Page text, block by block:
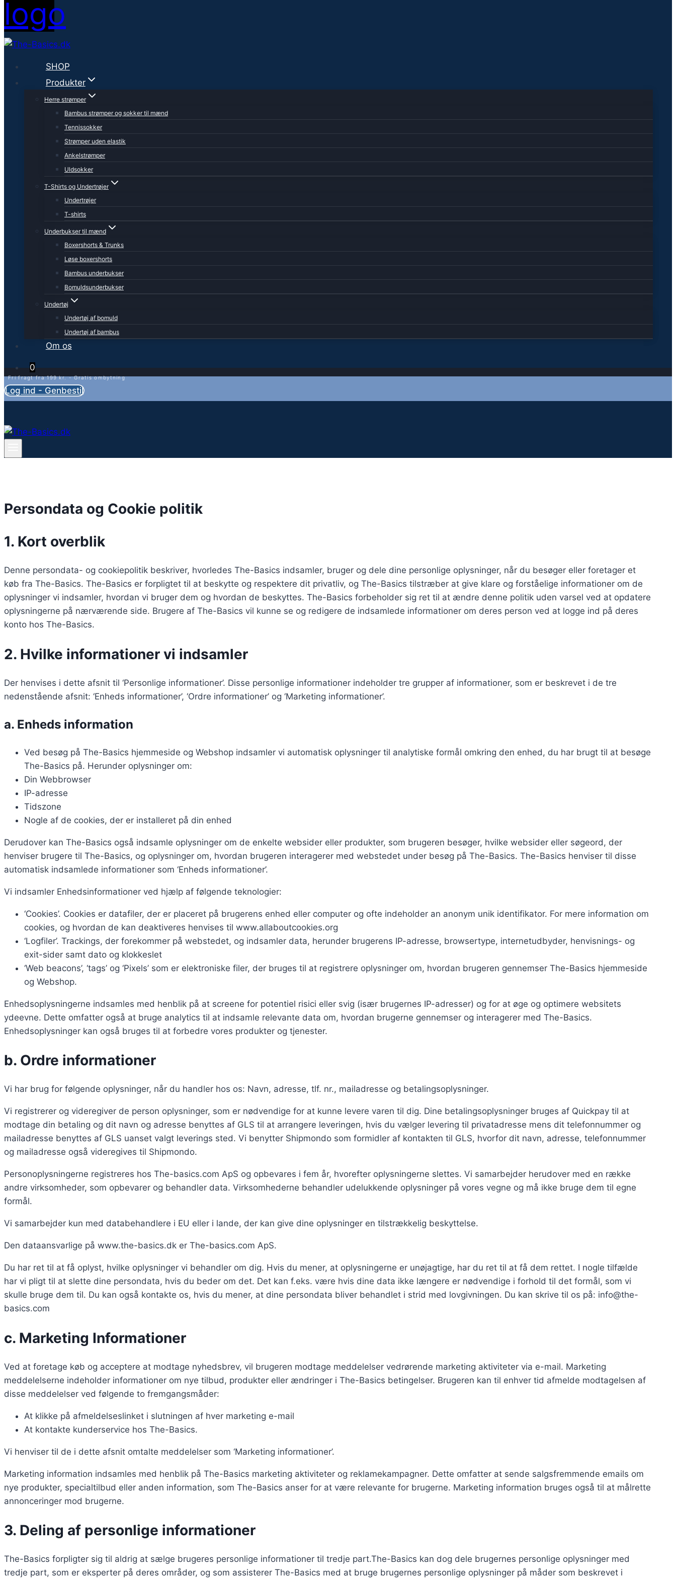
SHOP
Produkter
Herre strømper
Bambus strømper og sokker til mænd
Tennissokker
Strømper uden elastik
Ankelstrømper
Uldsokker
T-Shirts og Undertrøjer
Undertrøjer
T-shirts
Underbukser til mænd
Boxershorts & Trunks
Løse boxershorts
Bambus underbukser
Bomuldsunderbukser
Undertøj
Undertøj af bomuld
Undertøj af bambus
Om os
0
Fri fragt fra 199 kr. - Gratis ombytning
Log ind - Genbestil
Persondata og Cookie politik
1. Kort overblik
Denne persondata- og cookiepolitik beskriver, hvorledes The-Basics indsamler, bruger og dele dine personlige oplysninger, når du besøger eller foretager et
køb fra The-Basics. The-Basics er forpligtet til at beskytte og respektere dit privatliv, og The-Basics tilstræber at give klare og forståelige informationer om de
oplysninger vi indsamler, hvordan vi bruger dem og hvordan de beskyttes. The-Basics forbeholder sig ret til at ændre denne politik uden varsel ved at opdatere
oplysningerne på nærværende side. Brugere af The-Basics vil kunne se og redigere de indsamlede informationer om deres person ved at logge ind på deres
konto hos The-Basics.
2. Hvilke informationer vi indsamler
Der henvises i dette afsnit til ‘Personlige informationer’. Disse personlige informationer indeholder tre grupper af informationer, som er beskrevet i de tre
nedenstående afsnit: ‘Enheds informationer’, ‘Ordre informationer’ og ‘Marketing informationer’.
a. Enheds information
Ved besøg på The-Basics hjemmeside og Webshop indsamler vi automatisk oplysninger til analytiske formål omkring den enhed, du har brugt til at besøge
The-Basics på. Herunder oplysninger om:
Din Webbrowser
IP-adresse
Tidszone
Nogle af de cookies, der er installeret på din enhed
Derudover kan The-Basics også indsamle oplysninger om de enkelte websider eller produkter, som brugeren besøger, hvilke websider eller søgeord, der
henviser brugere til The-Basics, og oplysninger om, hvordan brugeren interagerer med webstedet under besøg på The-Basics. The-Basics henviser til disse
automatisk indsamlede informationer som ‘Enheds informationer’.
Vi indsamler Enhedsinformationer ved hjælp af følgende teknologier:
‘Cookies’. Cookies er datafiler, der er placeret på brugerens enhed eller computer og ofte indeholder an anonym unik identifikator. For mere information om
cookies, og hvordan de kan deaktiveres henvises til www.allaboutcookies.org
‘Logfiler’. Trackings, der forekommer på webstedet, og indsamler data, herunder brugerens IP-adresse, browsertype, internetudbyder, henvisnings- og
exit-sider samt dato og klokkeslet
‘Web beacons’, ‘tags’ og ‘Pixels’ som er elektroniske filer, der bruges til at registrere oplysninger om, hvordan brugeren gennemser The-Basics hjemmeside
og Webshop.
Enhedsoplysningerne indsamles med henblik på at screene for potentiel risici eller svig (især brugernes IP-adresser) og for at øge og optimere websitets
ydeevne. Dette omfatter også at bruge analytics til at indsamle relevante data om, hvordan brugerne gennemser og interagerer med The-Basics.
Enhedsoplysninger kan også bruges til at forbedre vores produkter og tjenester.
b. Ordre informationer
Vi har brug for følgende oplysninger, når du handler hos os: Navn, adresse, tlf. nr., mailadresse og betalingsoplysninger.
Vi registrerer og videregiver de person oplysninger, som er nødvendige for at kunne levere varen til dig. Dine betalingsoplysninger bruges af Quickpay til at
modtage din betaling og dit navn og adresse benyttes af GLS til at arrangere leveringen, hvis du vælger levering til privatadresse mens dit telefonnummer og
mailadresse benyttes af GLS uanset valgt leverings sted. Vi benytter Shipmondo som formidler af kontakten til GLS, hvorfor dit navn, adresse, telefonnummer
og mailadresse også videregives til Shipmondo.
Personoplysningerne registreres hos The-basics.com ApS og opbevares i fem år, hvorefter oplysningerne slettes. Vi samarbejder herudover med en række
andre virksomheder, som opbevarer og behandler data. Virksomhederne behandler udelukkende oplysninger på vores vegne og må ikke bruge dem til egne
formål.
Vi samarbejder kun med databehandlere i EU eller i lande, der kan give dine oplysninger en tilstrækkelig beskyttelse.
Den dataansvarlige på www.the-basics.dk er The-basics.com ApS.
Du har ret til at få oplyst, hvilke oplysninger vi behandler om dig. Hvis du mener, at oplysningerne er unøjagtige, har du ret til at få dem rettet. I nogle tilfælde
har vi pligt til at slette dine persondata, hvis du beder om det. Det kan f.eks. være hvis dine data ikke længere er nødvendige i forhold til det formål, som vi
skulle bruge dem til. Du kan også kontakte os, hvis du mener, at dine persondata bliver behandlet i strid med lovgivningen. Du kan skrive til os på: info@the-
basics.com
c. Marketing Informationer
Ved at foretage køb og acceptere at modtage nyhedsbrev, vil brugeren modtage meddelelser vedrørende marketing aktiviteter via e-mail. Marketing
meddelelserne indeholder informationer om nye tilbud, produkter eller ændringer i The-Basics betingelser. Brugeren kan til enhver tid afmelde modtagelsen af
disse meddelelser ved følgende to fremgangsmåder:
At klikke på afmeldelseslinket i slutningen af hver marketing e-mail
At kontakte kunderservice hos The-Basics.
Vi henviser til de i dette afsnit omtalte meddelelser som ‘Marketing informationer’.
Marketing information indsamles med henblik på The-Basics marketing aktiviteter og reklamekampagner. Dette omfatter at sende salgsfremmende emails om
nye produkter, specialtilbud eller anden information, som The-Basics anser for at være relevante for brugerne. Marketing information bruges også til at målrette
annonceringer mod brugerne.
3. Deling af personlige informationer
The-Basics forpligter sig til aldrig at sælge brugeres personlige informationer til tredje part.The-Basics kan dog dele brugernes personlige oplysninger med
tredje part, som er eksperter på deres områder, og som assisterer The-Basics med at bruge brugernes personlige oplysninger på måder som beskrevet i